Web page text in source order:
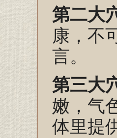
第二大
康，不
言。
第三大
嫩，气
体里提